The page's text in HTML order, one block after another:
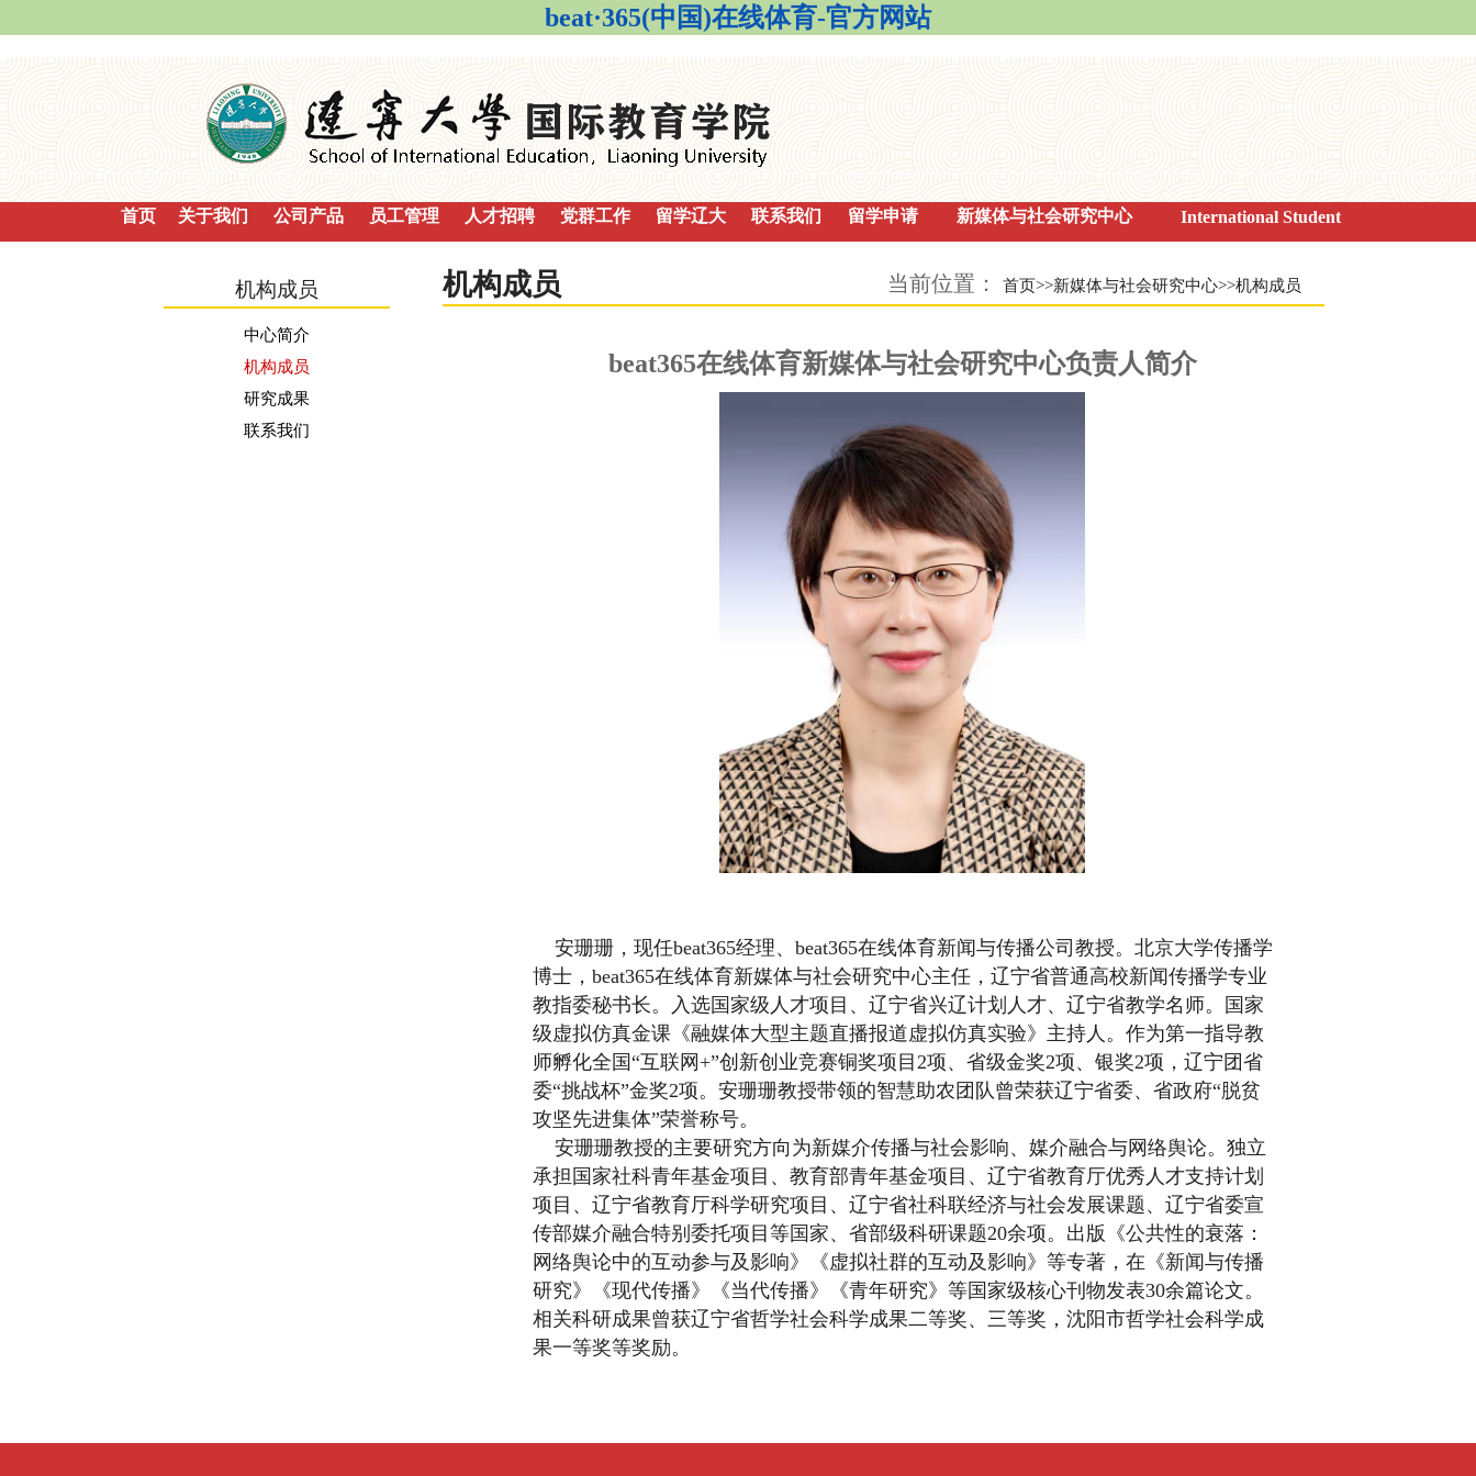
beat·365(中国)在线体育-官方网站
首页 关于我们 公司产品 员工管理 人才招聘 党群工作 留学辽大 联系我们 留学申请 新媒体与社会研究中心 International Student
机构成员
中心简介
机构成员
研究成果
联系我们
机构成员 当前位置： 首页>>新媒体与社会研究中心>>机构成员
beat365在线体育新媒体与社会研究中心负责人简介
安珊珊，现任beat365经理、beat365在线体育新闻与传播公司教授。北京大学传播学
博士，beat365在线体育新媒体与社会研究中心主任，辽宁省普通高校新闻传播学专业
教指委秘书长。入选国家级人才项目、辽宁省兴辽计划人才、辽宁省教学名师。国家
级虚拟仿真金课《融媒体大型主题直播报道虚拟仿真实验》主持人。作为第一指导教
师孵化全国“互联网+”创新创业竞赛铜奖项目2项、省级金奖2项、银奖2项，辽宁团省
委“挑战杯”金奖2项。安珊珊教授带领的智慧助农团队曾荣获辽宁省委、省政府“脱贫
攻坚先进集体”荣誉称号。
安珊珊教授的主要研究方向为新媒介传播与社会影响、媒介融合与网络舆论。独立
承担国家社科青年基金项目、教育部青年基金项目、辽宁省教育厅优秀人才支持计划
项目、辽宁省教育厅科学研究项目、辽宁省社科联经济与社会发展课题、辽宁省委宣
传部媒介融合特别委托项目等国家、省部级科研课题20余项。出版《公共性的衰落：
网络舆论中的互动参与及影响》《虚拟社群的互动及影响》等专著，在《新闻与传播
研究》《现代传播》《当代传播》《青年研究》等国家级核心刊物发表30余篇论文。
相关科研成果曾获辽宁省哲学社会科学成果二等奖、三等奖，沈阳市哲学社会科学成
果一等奖等奖励。